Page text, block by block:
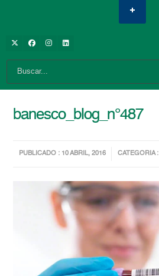
banesco_blog_n°487
PUBLICADO : 10 ABRIL, 2016 CATEGORIA :